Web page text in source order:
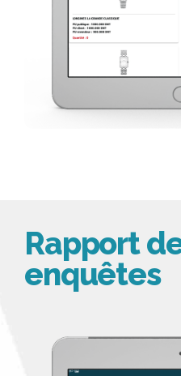
Rapport
enquêtes